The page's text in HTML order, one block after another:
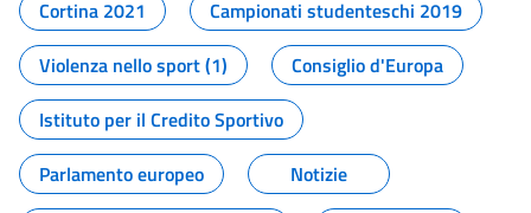
Cortina 2021
Campionati studenteschi 2019
Violenza nello sport (1)
Consiglio d'Europa
Istituto per il Credito Sportivo
Parlamento europeo
Notizie